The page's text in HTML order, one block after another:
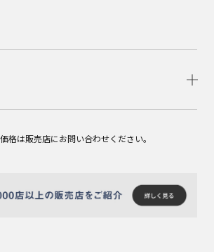
格は販売店にお問い合わせください。